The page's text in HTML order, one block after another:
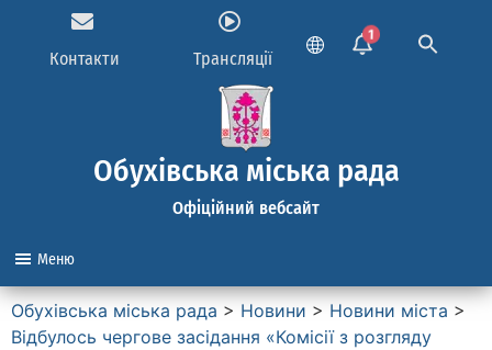
Контакти Трансляції
1
Обухівська міська рада
Офіційний вебсайт
Меню
Обухівська міська рада > Новини > Новини міста >
Відбулось чергове засідання «Комісії з розгляду